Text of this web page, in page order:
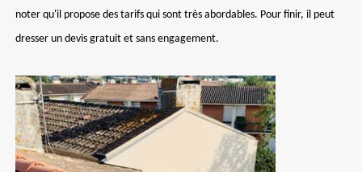
noter qu'il propose des tarifs qui sont très abordables. Pour finir, il peut
dresser un devis gratuit et sans engagement.